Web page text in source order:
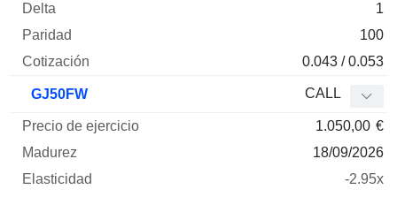
1
100
0.043 / 0.053
GJ50FW CALL
1.050,00 €
18/09/2026
-2.95x